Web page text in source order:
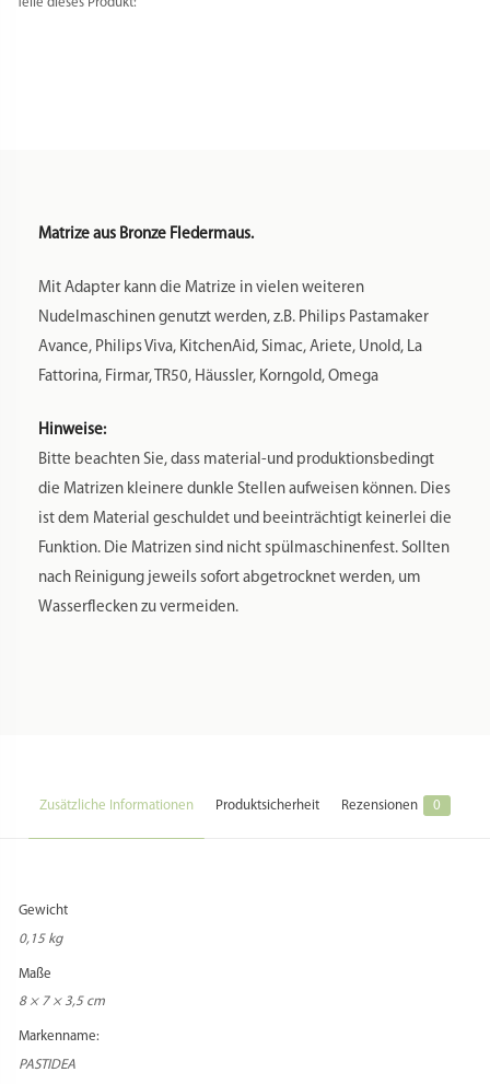
Mit Adapter kann die Matrize in vielen weiteren
Nudelmaschinen genutzt werden, z.B. Philips Pastamaker
Avance, Philips Viva, KitchenAid, Simac, Ariete, Unold, La
Hinweise:
Bitte beachten Sie, dass material-und produktionsbedingt
die Matrizen kleinere dunkle Stellen aufweisen können. Dies
ist dem Material geschuldet und beeinträchtigt keinerlei die
Funktion. Die Matrizen sind nicht spülmaschinenfest. Sollten
nach Reinigung jeweils sofort abgetrocknet werden, um
Gewicht
0,15 kg
Maße
8 × 7 × 3,5 cm
Markenname: